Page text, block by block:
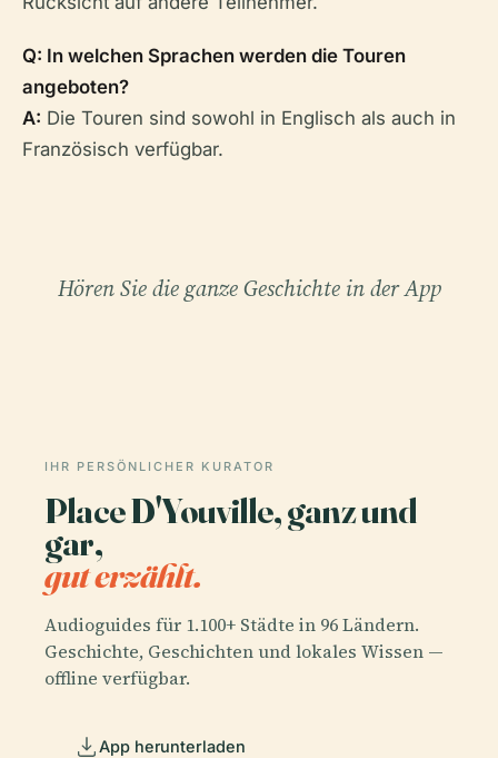
Q: In welchen Sprachen werden die Touren
angeboten?
A: Die Touren sind sowohl in Englisch als auch in
Französisch verfügbar.
Hören Sie die ganze Geschichte in der App
IHR PERSÖNLICHER KURATOR
Place D'Youville, ganz und
gar,
gut erzählt.
Audioguides für 1.100+ Städte in 96 Ländern.
Geschichte, Geschichten und lokales Wissen —
offline verfügbar.
App herunterladen